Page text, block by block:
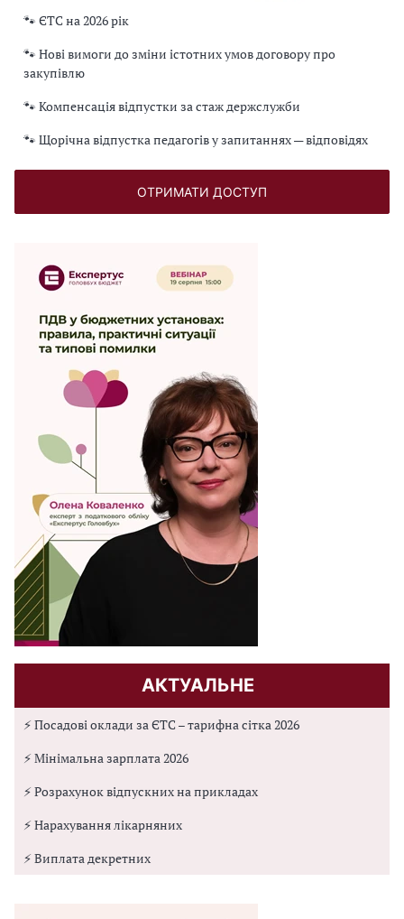
🐾 ЄТС на 2026 рік
🐾 Нові вимоги до зміни істотних умов договору про
закупівлю
🐾 Компенсація відпустки за стаж держслужби
🐾 Щорічна відпустка педагогів у запитаннях — відповідях
ОТРИМАТИ ДОСТУП
АКТУАЛЬНЕ
⚡ Посадові оклади за ЄТС – тарифна сітка 2026
⚡ Мінімальна зарплата 2026
⚡ Розрахунок відпускних на прикладах
⚡ Нарахування лікарняних
⚡ Виплата декретних